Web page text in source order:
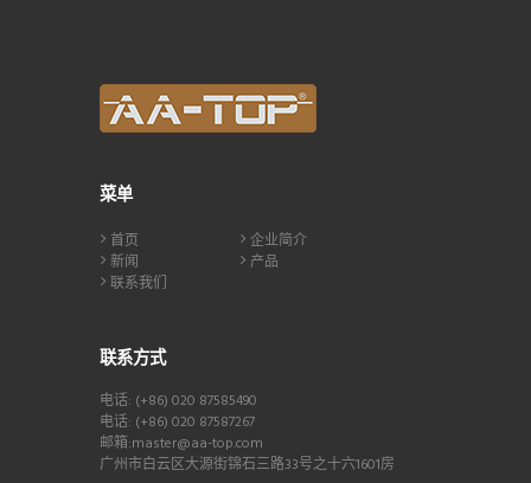
菜单
首页
企业简介
新闻
产品
联系我们
联系方式
电话: (+86) 020 87585490
电话: (+86) 020 87587267
邮箱:master@aa-top.com
广州市白云区大源街锦石三路33号之十六1601房